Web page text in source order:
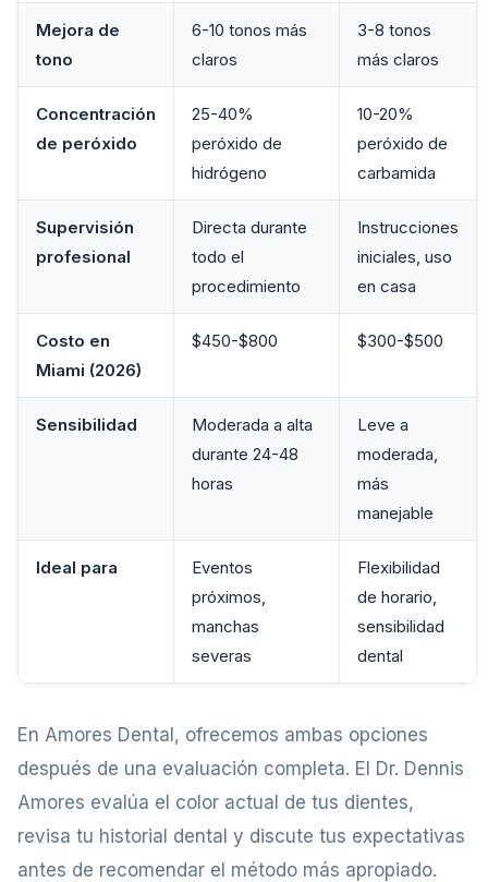
Mejora de
tono
6-10 tonos más
claros
3-8 tonos
más claros
Concentración
de peróxido
25-40%
peróxido de
hidrógeno
10-20%
peróxido de
carbamida
Supervisión
profesional
Directa durante
todo el
procedimiento
Instrucciones
iniciales, uso
en casa
Costo en
Miami (2026)
$450-$800 $300-$500
Sensibilidad
Moderada a alta
durante 24-48
horas
Leve a
moderada,
más
manejable
Ideal para
Eventos
próximos,
manchas
severas
Flexibilidad
de horario,
sensibilidad
dental
En Amores Dental, ofrecemos ambas opciones
después de una evaluación completa. El Dr. Dennis
Amores evalúa el color actual de tus dientes,
revisa tu historial dental y discute tus expectativas
antes de recomendar el método más apropiado.